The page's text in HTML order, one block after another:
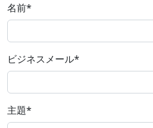
名前*
ビジネスメール*
主題*